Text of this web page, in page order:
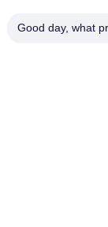
Good day, what